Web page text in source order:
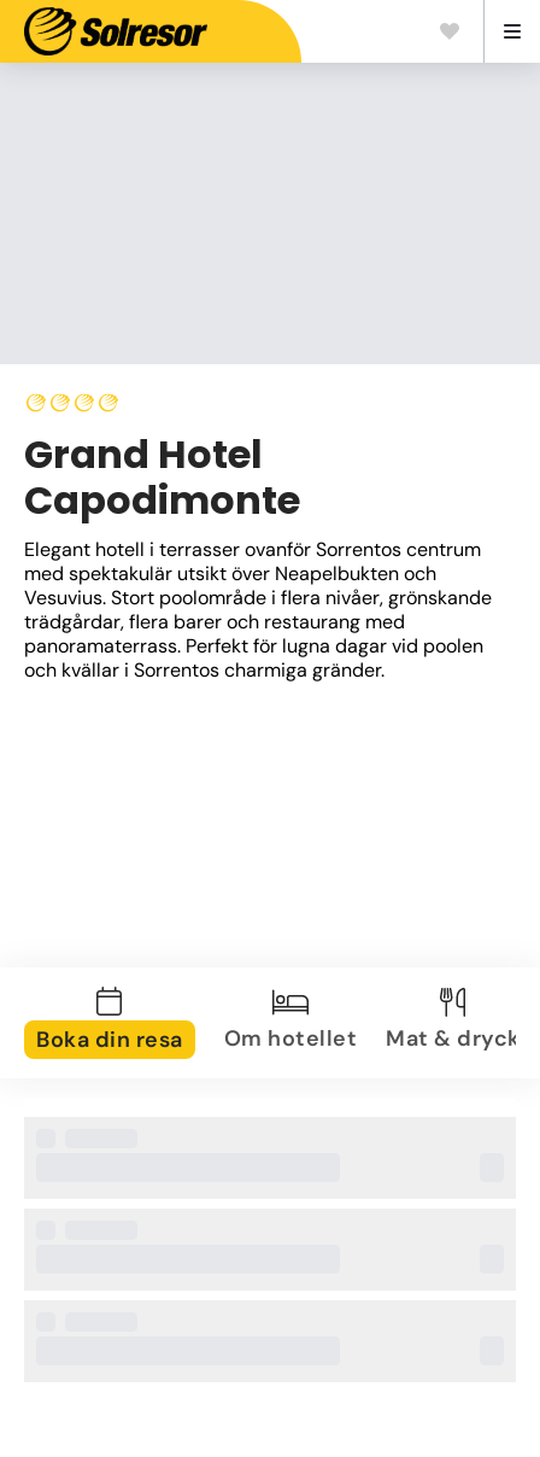
Grand Hotel
Capodimonte
Elegant hotell i terrasser ovanför Sorrentos centrum
med spektakulär utsikt över Neapelbukten och
Vesuvius. Stort poolområde i flera nivåer, grönskande
trädgårdar, flera barer och restaurang med
panoramaterrass. Perfekt för lugna dagar vid poolen
och kvällar i Sorrentos charmiga gränder.
Boka din resa Om hotellet Mat & dryck